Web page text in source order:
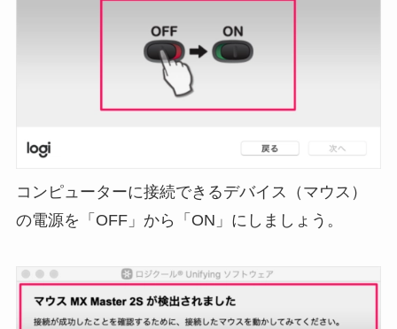
コンピューターに接続できるデバイス（マウス）
の電源を「OFF」から「ON」にしましょう。